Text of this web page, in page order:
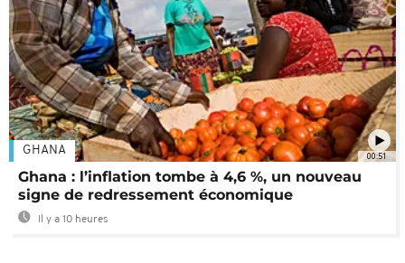
00:51
GHANA
Ghana : l’inflation tombe à 4,6 %, un nouveau
signe de redressement économique
Il y a 10 heures